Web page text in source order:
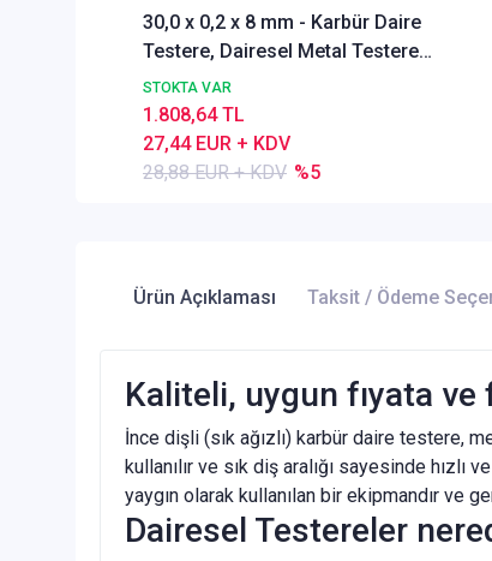
30,0 x 0,2 x 8 mm - Karbür Daire
Testere, Dairesel Metal Testere
DIN1837 A, İnce Dişli,Z=100
STOKTA VAR
28,88 EUR + KDV %5
27,44 EUR + KDV
1.808,64 TL
Ürün Açıklaması Taksit / Ödeme
Kaliteli, uygun fıyata ve
İnce dişli (sık ağızlı) karbür daire testere,
kullanılır ve sık diş aralığı sayesinde
yaygın olarak kullanılan bir ekipmandır ve
Dairesel Testereler